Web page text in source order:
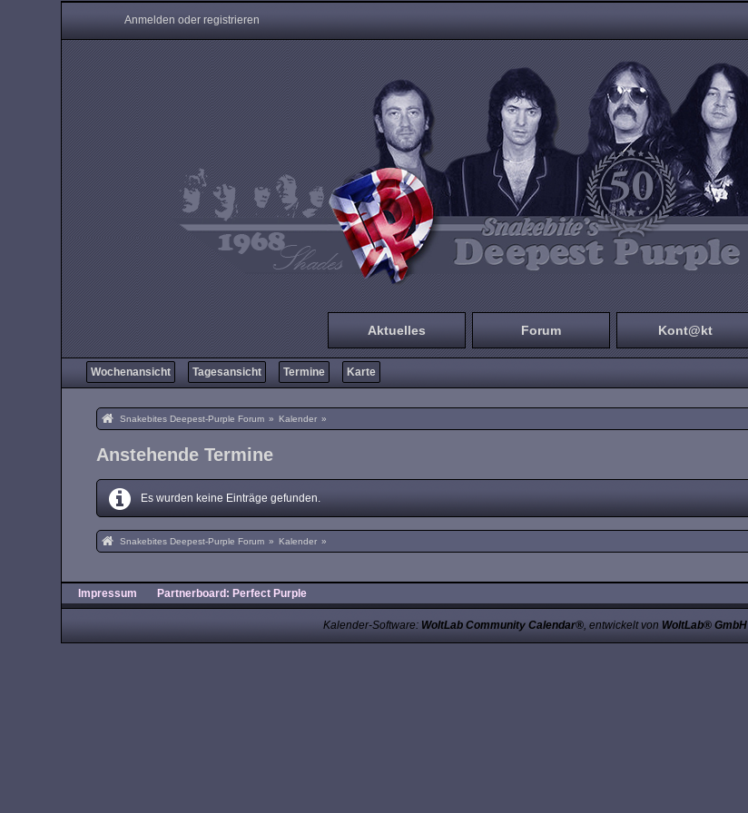
Anmelden oder registrieren
Aktuelles Forum Kont@kt
Wochenansicht Tagesansicht Termine Karte
Snakebites Deepest-Purple Forum » Kalender »
Anstehende Termine
Es wurden keine Einträge gefunden.
Snakebites Deepest-Purple Forum » Kalender »
Impressum Partnerboard: Perfect Purple
Kalender-Software: WoltLab Community Calendar®, entwickelt von WoltLab® GmbH